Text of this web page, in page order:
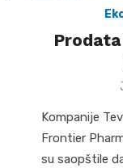
Kompanije
Frontier
su saopštile